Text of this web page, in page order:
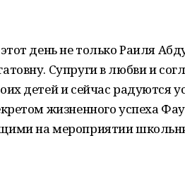
день не только Раиля
Супруги в любви и
детей и сейчас радуются
жизненного успеха
на мероприятии